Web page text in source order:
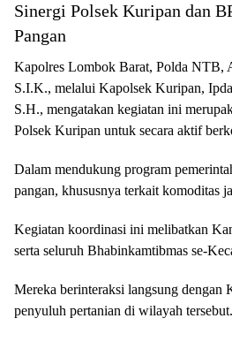
Sinergi Polsek Kuripan dan
Pangan
Kapolres Lombok Barat, Polda NTB,
S.I.K., melalui Kapolsek Kuripan,
S.H., mengatakan kegiatan ini
Polsek Kuripan untuk secara aktif
Dalam mendukung program
pangan, khususnya terkait komoditas
Kegiatan koordinasi ini melibatkan
serta seluruh Bhabinkamtibmas se-
Mereka berinteraksi langsung dengan
penyuluh pertanian di wilayah tersebut.